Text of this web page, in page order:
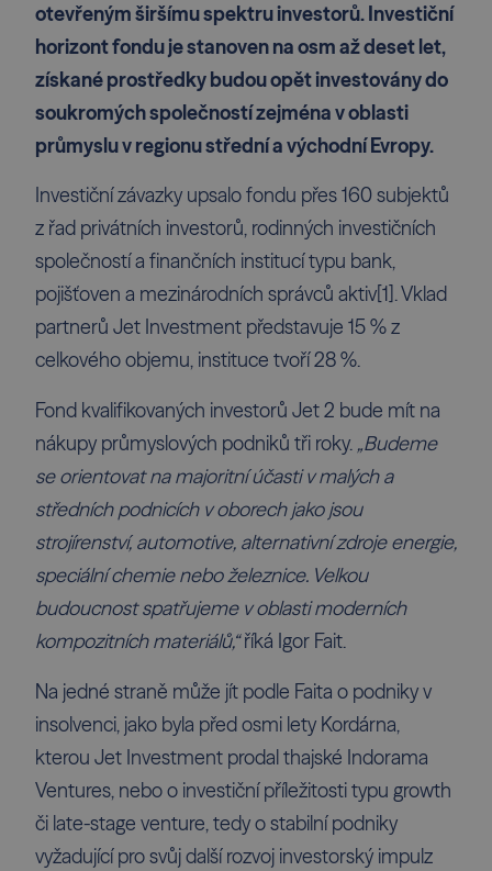
otevřeným širšímu spektru investorů. Investiční
horizont fondu je stanoven na osm až deset let,
získané prostředky budou opět investovány do
soukromých společností zejména v oblasti
průmyslu v regionu střední a východní Evropy.
Investiční závazky upsalo fondu přes 160 subjektů
z řad privátních investorů, rodinných investičních
společností a finančních institucí typu bank,
pojišťoven a mezinárodních správců aktiv[1]. Vklad
partnerů Jet Investment představuje 15 % z
celkového objemu, instituce tvoří 28 %.
Fond kvalifikovaných investorů Jet 2 bude mít na
nákupy průmyslových podniků tři roky. „Budeme
se orientovat na majoritní účasti v malých a
středních podnicích v oborech jako jsou
strojírenství, automotive, alternativní zdroje energie,
speciální chemie nebo železnice. Velkou
budoucnost spatřujeme v oblasti moderních
kompozitních materiálů,“říká Igor Fait.
Na jedné straně může jít podle Faita o podniky v
insolvenci, jako byla před osmi lety Kordárna,
kterou Jet Investment prodal thajské Indorama
Ventures, nebo o investiční příležitosti typu growth
či late-stage venture, tedy o stabilní podniky
vyžadující pro svůj další rozvoj investorský impulz